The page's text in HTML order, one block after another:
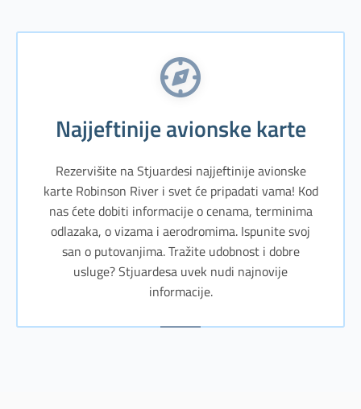
Najjeftinije avionske karte
Rezervišite na Stjuardesi najjeftinije avionske
karte Robinson River i svet će pripadati vama! Kod
nas ćete dobiti informacije o cenama, terminima
odlazaka, o vizama i aerodromima. Ispunite svoj
san o putovanjima. Tražite udobnost i dobre
usluge? Stjuardesa uvek nudi najnovije
informacije.